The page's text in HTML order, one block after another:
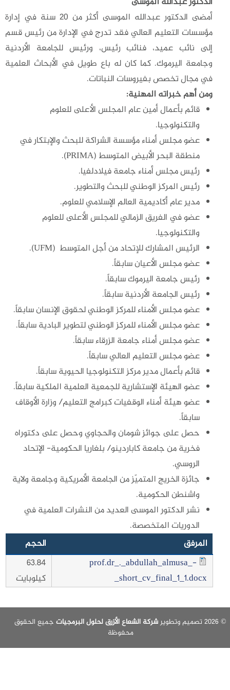
أمضى الدكتور عبدالله الموسى أكثر من 20 سنة في إدارة
مؤسسات التعليم العالي فقد تدرج في الإدارة من رئيس قسم
إلى نائب عميد، فنائب رئيس، ورئيس للجامعة الأردنية
وجامعة اليرموك. كما كان له باع طويل في الأبحاث العلمية
في مجال تخصص بفيروسات النباتات.
ومن أهم خبراته المهنية:
قائم بأعمال أمين عام المجلس الأعلى للعلوم
والتكنولوجيا.
عضو مجلس أمناء مؤسسة الشراكة للبحث والإبتكار في
منطقة البحر الأبيض المتوسط (PRIMA).
رئيس مجلس أمناء جامعة فيلادلفيا.
رئيس المركز الوطني للبحث والتطوير.
مدير عام أكاديمية العالم الإسلامي للعلوم.
عضو في الفريق الزمالي للمجلس الأعلى للعلوم
والتكنولوجيا.
الرئيس المشارك للإتحاد من أجل المتوسط (UFM).
عضو مجلس الأعيان سابقاً.
رئيس جامعة اليرموك سابقاً.
رئيس الجامعة الأردنية سابقاً.
عضو مجلس الأمناء للمركز الوطني لحقوق الإنسان سابقاً.
عضو مجلس الأمناء للمركز الوطني لتطوير البادية سابقاً.
عضو مجلس أمناء جامعة الزرقاء سابقاً.
عضو مجلس التعليم العالي سابقاً.
قائم بأعمال مدير مركز التكنولوجيا الحيوية سابقاً.
عضو الهيئة الإستشارية للجمعية العلمية الملكية سابقاً.
عضو هيئة أمناء الوقفيات كبرامج التعليم/ وزارة الأوقاف
سابقاً.
حصل على جوائز شومان والحجاوي وحصل على دكتوراه
فخرية من جامعة كاباردينو/ بلغاريا الحكومية- الإتحاد
الروسي.
جائزة الخريج المتميّز من الجامعة الأمريكية وجامعة ولاية
واشنطن الحكومية.
نشر الدكتور الموسى العديد من النشرات العلمية في
الدوريات المتخصصة.
المرفق
الحجم
prof.dr_._abdullah_almusa_-
_short_cv_final_1_1.docx
63.84
كيلوبايت
شركة الشعاع الأزرق لحلول البرمجياتجميع الحقوق
محفوظة